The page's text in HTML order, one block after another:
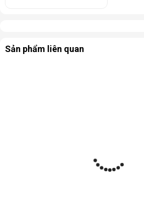
Sản phẩm liên quan